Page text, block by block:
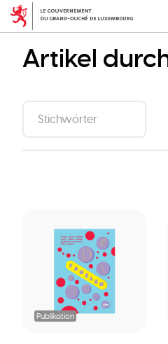
Direkt
zum
Publikation